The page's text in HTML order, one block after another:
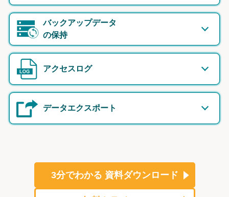
バックアップデータ
の保持
アクセスログ
データエクスポート
3分でわかる 資料ダウンロード